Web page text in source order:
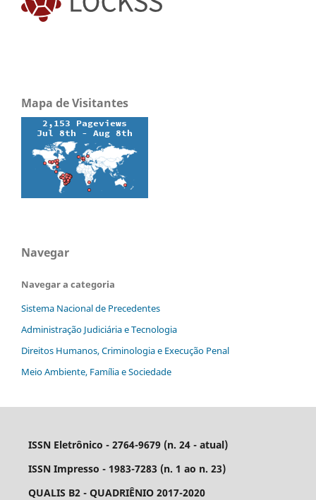
Mapa de Visitantes
Navegar
Navegar a categoria
Sistema Nacional de Precedentes
Administração Judiciária e Tecnologia
Direitos Humanos, Criminologia e Execução Penal
Meio Ambiente, Família e Sociedade
ISSN Eletrônico - 2764-9679 (n. 24 - atual)
ISSN Impresso - 1983-7283 (n. 1 ao n. 23)
QUALIS B2 - QUADRIÊNIO 2017-2020